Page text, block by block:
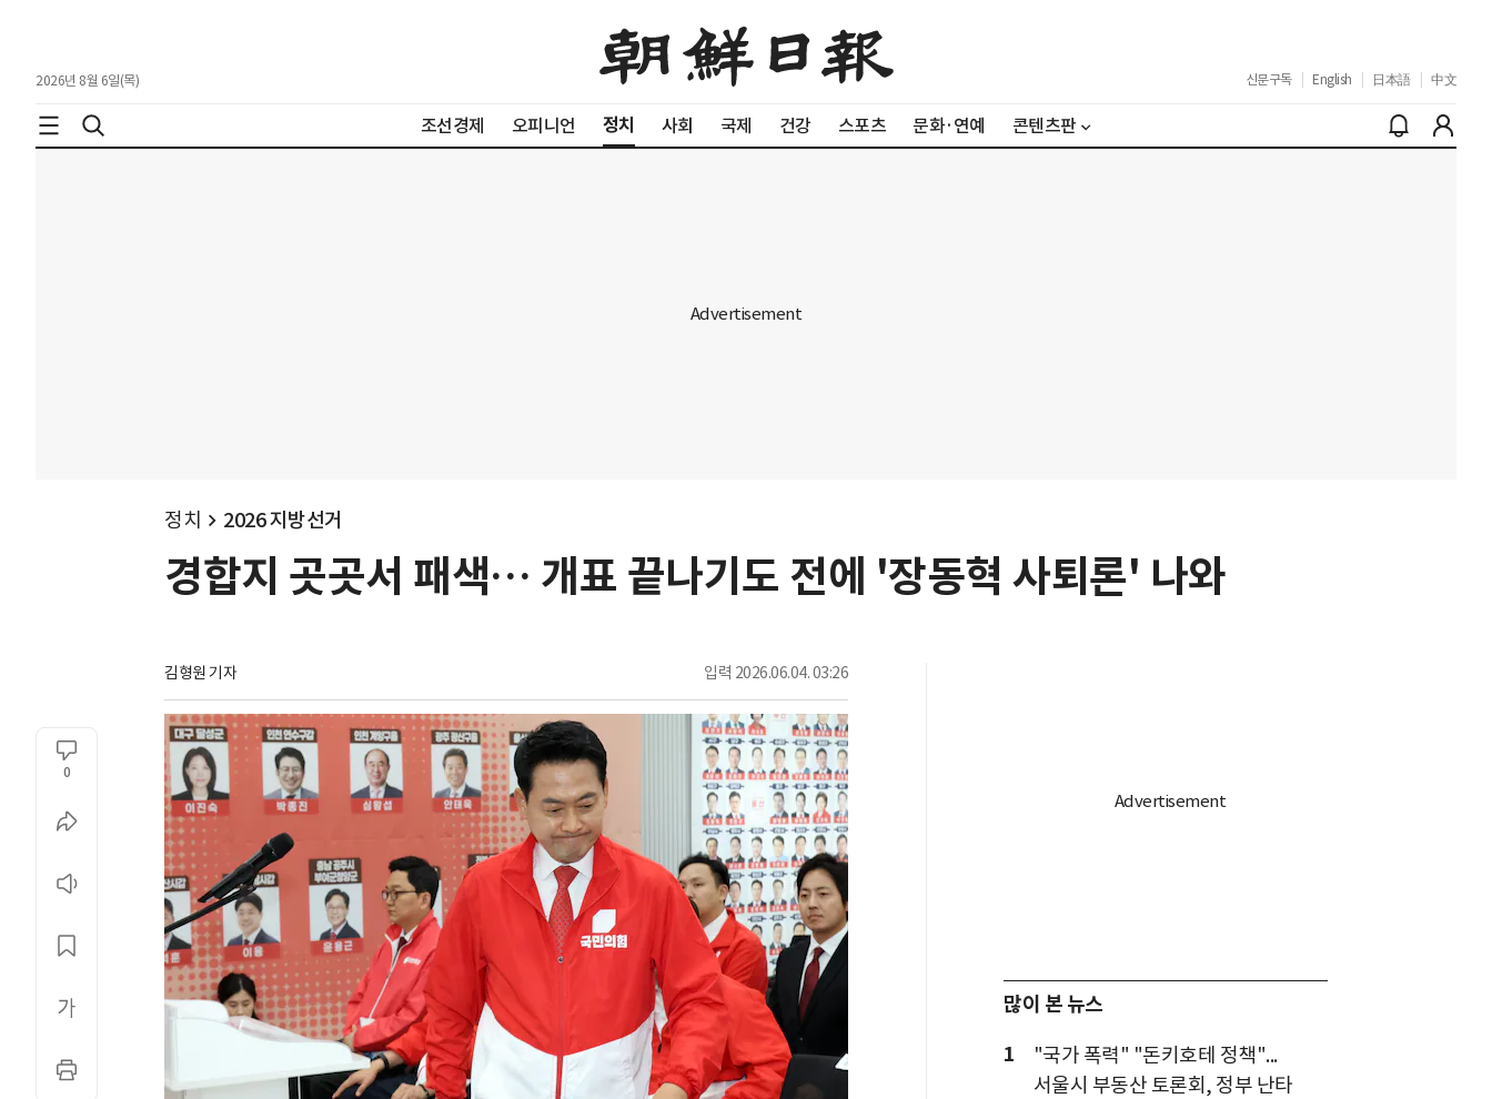
2026년 8월 6일(목) 신문구독 English 日本語 中文
조선경제 오피니언 정치 사회 국제 건강 스포츠 문화·연예 콘텐츠판
정치 2026 지방선거
경합지 곳곳서 패색… 개표 끝나기도 전에 '장동혁 사퇴론' 나와
김형원 기자 입력 2026.06.04. 03:26
0
많이 본 뉴스
1
"국가 폭력" "돈키호테 정책"...
서울시 부동산 토론회, 정부 난타